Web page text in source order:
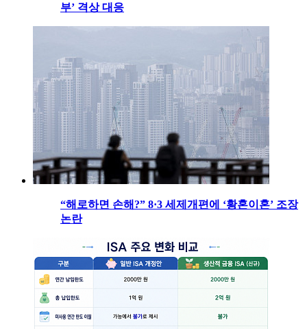
부’ 격상 대응
“해로하면 손해?” 8·3 세제개편에 ‘황혼이혼’ 조장
논란